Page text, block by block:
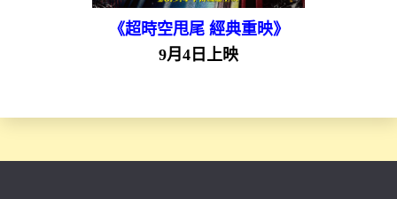
《超時空甩尾 經典重映》
9月4日上映